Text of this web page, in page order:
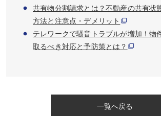
共有物分割請求とは？不動産の共有状
方法と注意点・デメリット
テレワークで騒音トラブルが増加！物
取るべき対応と予防策とは？
一覧へ戻る